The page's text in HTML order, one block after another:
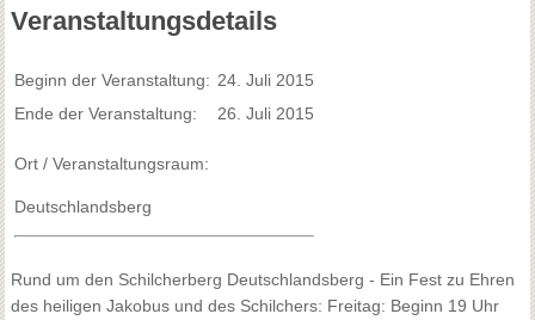
Veranstaltungsdetails
Beginn der Veranstaltung: 24. Juli 2015
Ende der Veranstaltung:
26. Juli 2015
Ort / Veranstaltungsraum:
Deutschlandsberg
Rund um den Schilcherberg Deutschlandsberg - Ein Fest zu Ehren
des heiligen Jakobus und des Schilchers: Freitag: Beginn 19 Uhr